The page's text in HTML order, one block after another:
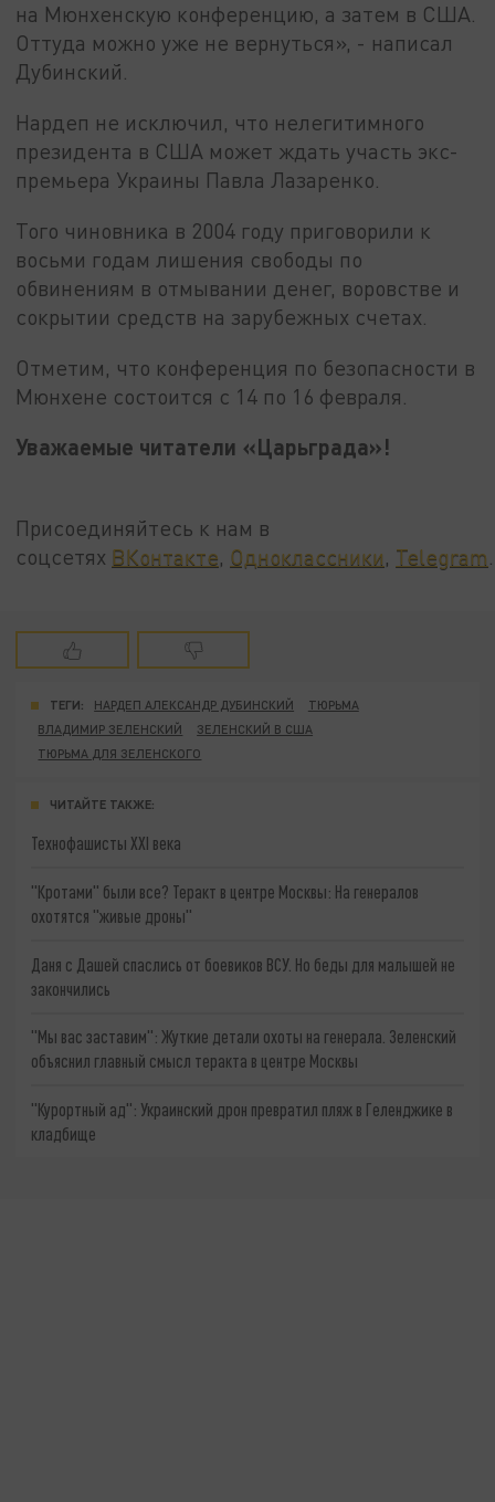
на Мюнхенскую конференцию, а затем в США.
Оттуда можно уже не вернуться», - написал
Дубинский.
Нардеп не исключил, что нелегитимного
президента в США может ждать участь экс-
премьера Украины Павла Лазаренко.
Того чиновника в 2004 году приговорили к
восьми годам лишения свободы по
обвинениям в отмывании денег, воровстве и
сокрытии средств на зарубежных счетах.
Отметим, что конференция по безопасности в
Мюнхене состоится с 14 по 16 февраля.
Уважаемые читатели «Царьграда»!
Присоединяйтесь к нам в
соцсетях ВКонтакте, Одноклассники, Telegram
ТЕГИ: НАРДЕП АЛЕКСАНДР ДУБИНСКИЙ
ТЮРЬМА
ВЛАДИМИР ЗЕЛЕНСКИЙ
ЗЕЛЕНСКИЙ В США
ТЮРЬМА ДЛЯ ЗЕЛЕНСКОГО
ЧИТАЙТЕ ТАКЖЕ:
Технофашисты XXI века
"Кротами" были все? Теракт в центре Москвы: На генералов
охотятся "живые дроны"
Даня с Дашей спаслись от боевиков ВСУ. Но беды для малышей не
закончились
"Мы вас заставим": Жуткие детали охоты на генерала. Зеленский
объяснил главный смысл теракта в центре Москвы
"Курортный ад": Украинский дрон превратил пляж в Геленджике в
кладбище